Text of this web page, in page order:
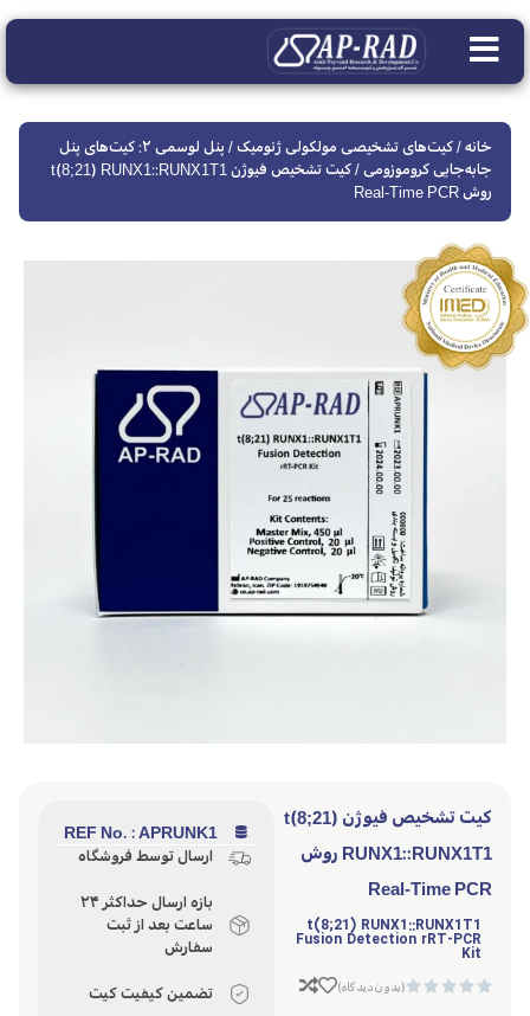
خانه/کیت‌های تشخیصی مولکولی ژنومیک/
پنل لوسمی ۲: کیت‌های پنل
جابه‌جایی کروموزومی
/ کیت تشخیص فیوژن t(8;21) RUNX1::RUNX1T1
روش Real-Time PCR
کیت تشخیص فیوژن t(8;21)
RUNX1::RUNX1T1 روش
Real-Time PCR
t(8;21) RUNX1::RUNX1T1
Fusion Detection rRT-PCR
Kit




(بدون دیدگاه)
REF No. : APRUNK1
ارسال توسط فروشگاه
بازه ارسال حداکثر ۲۴
ساعت بعد از ثبت
سفارش
تضمین کیفیت کیت